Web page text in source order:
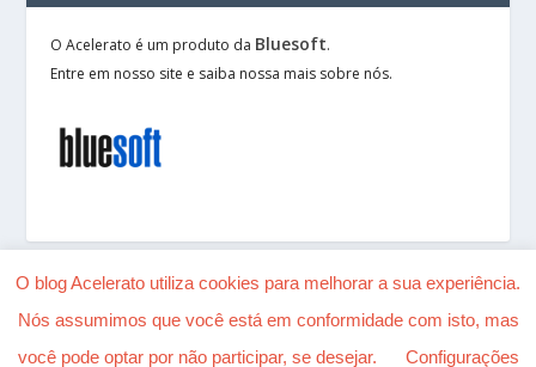
O Acelerato é um produto da Bluesoft.
Entre em nosso site e saiba nossa mais sobre nós.
Desenhado porElegant Themes| Alimentado por
O blog Acelerato utiliza cookies para melhorar a sua experiência.
Nós assumimos que você está em conformidade com isto, mas
você pode optar por não participar, se desejar.
Configurações